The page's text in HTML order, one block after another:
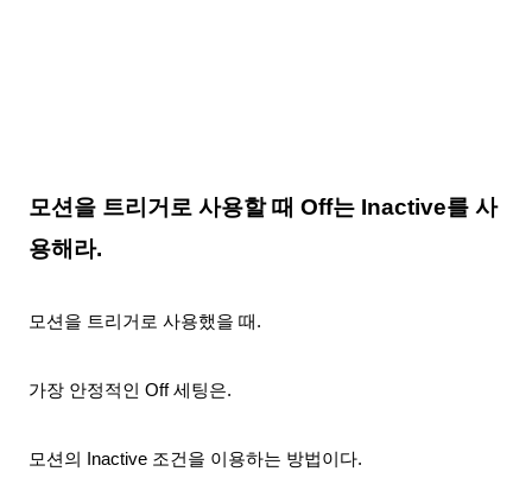
모션을 트리거로 사용할 때 Off는 Inactive를 사
용해라.
모션을 트리거로 사용했을 때.
가장 안정적인 Off세팅은.
모션의 Inactive 조건을 이용하는 방법이다.